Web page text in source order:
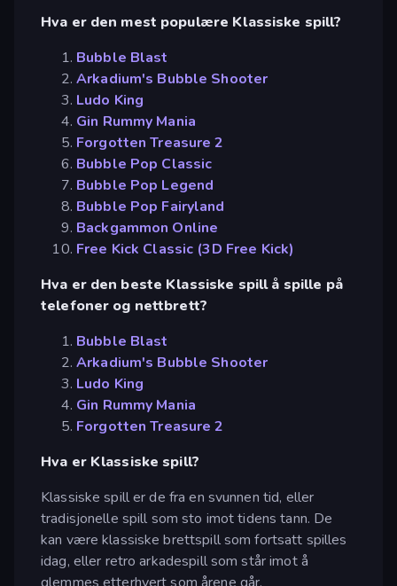
Hva er den mest populære Klassiske spill?
Bubble Blast
Arkadium's Bubble Shooter
Ludo King
Gin Rummy Mania
Forgotten Treasure 2
Bubble Pop Classic
Bubble Pop Legend
Bubble Pop Fairyland
Backgammon Online
Free Kick Classic (3D Free Kick)
Hva er den beste Klassiske spill å spille på
telefoner og nettbrett?
Bubble Blast
Arkadium's Bubble Shooter
Ludo King
Gin Rummy Mania
Forgotten Treasure 2
Hva er Klassiske spill?
Klassiske spill er de fra en svunnen tid, eller
tradisjonelle spill som sto imot tidens tann. De
kan være klassiske brettspill som fortsatt spilles
idag, eller retro arkadespill som står imot å